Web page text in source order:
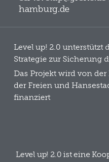
hamburg.de
Level up! 2.0 unterstützt
Strategie zur Sicherung
Das Projekt wird von
der Freien und
finanziert
Level up! 2.0 ist eine